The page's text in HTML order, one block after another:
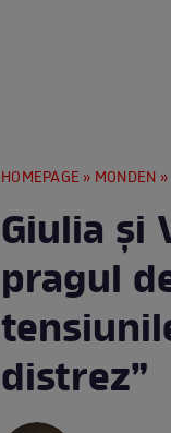
HOMEPAGE » MONDEN »
Giulia și
pragul
distrez”